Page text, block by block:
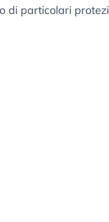
di particolari